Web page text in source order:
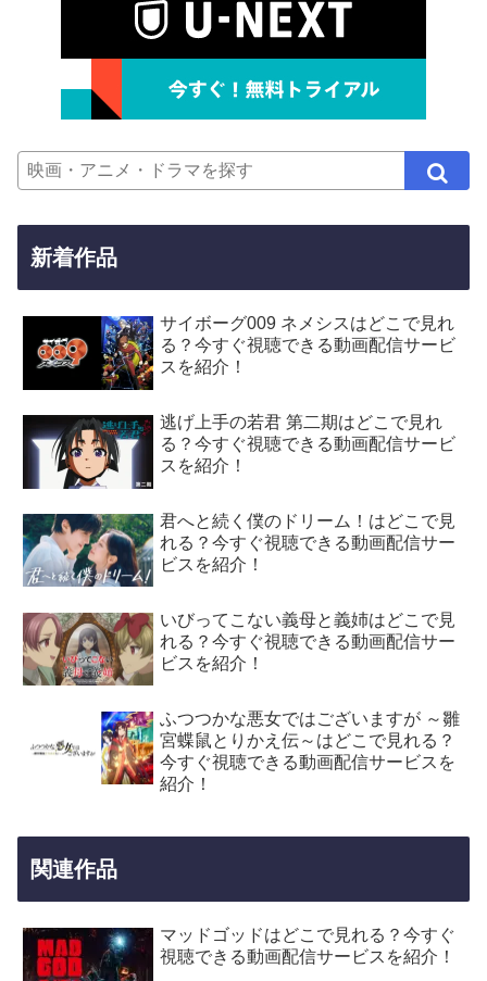
新着作品
サイボーグ009 ネメシスはどこで見れ
る？今すぐ視聴できる動画配信サービ
スを紹介！
逃げ上手の若君 第二期はどこで見れ
る？今すぐ視聴できる動画配信サービ
スを紹介！
君へと続く僕のドリーム！はどこで見
れる？今すぐ視聴できる動画配信サー
ビスを紹介！
いびってこない義母と義姉はどこで見
れる？今すぐ視聴できる動画配信サー
ビスを紹介！
ふつつかな悪女ではございますが ～雛
宮蝶鼠とりかえ伝～はどこで見れる？
今すぐ視聴できる動画配信サービスを
紹介！
関連作品
マッドゴッドはどこで見れる？今すぐ
視聴できる動画配信サービスを紹介！